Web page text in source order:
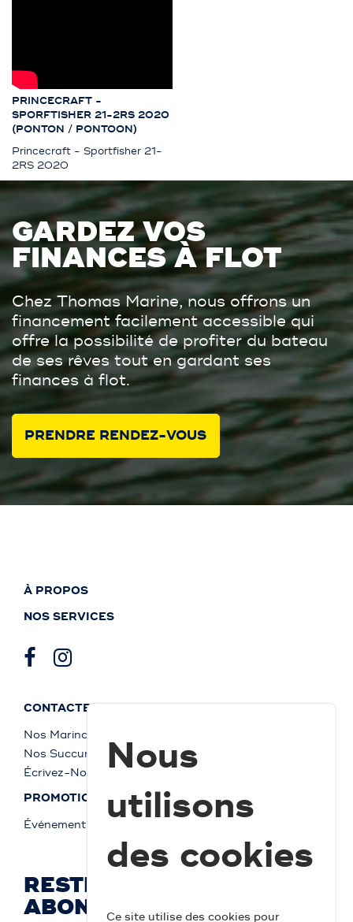
PRINCECRAFT -
SPORFTISHER 21-2RS 2020
(PONTON / PONTOON)
Princecraft - Sportfisher 21-
2RS 2020
GARDEZ VOS
FINANCES À FLOT
Chez Thomas Marine, nous offrons un
financement facilement accessible qui
offre la possibilité de profiter du bateau
de ses rêves tout en gardant ses
finances à flot.
PRENDRE RENDEZ-VOUS
À PROPOS
NOS SERVICES
CONTACTEZ-NOUS
Nos Marinas
Nos Succursales
Écrivez-Nous
PROMOTIONS
Événements
RESTEZ À JOUR ET
ABONNEZ-VOUS
Nous
utilisons
des cookies
Ce site utilise des cookies pour